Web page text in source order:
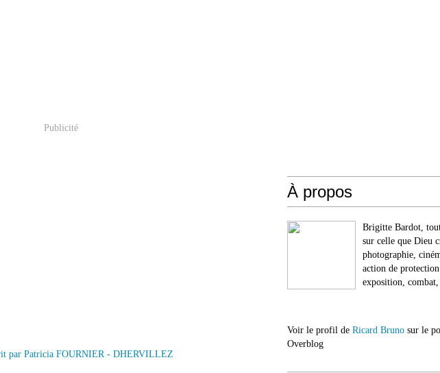
Publicité
À propos
Brigitte Bardot,
sur celle que Dieu
photographie,
action de
exposition, combat,
Voir le profil de Ricard Bruno sur le
Overblog